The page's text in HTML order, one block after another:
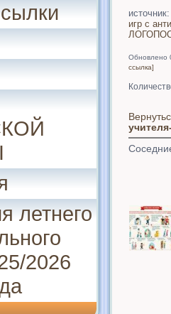
летнего
2026
игр с
Обновлено
ссылка]